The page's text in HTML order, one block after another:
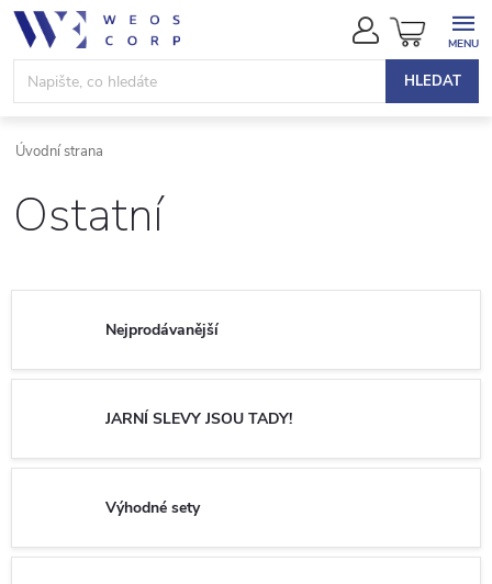
Přejít
obsah
HLEDAT
NÁKUPNÍ
KOŠÍK
Ostatní
Nejprodávanější
JARNÍ SLEVY JSOU TADY!
Výhodné sety